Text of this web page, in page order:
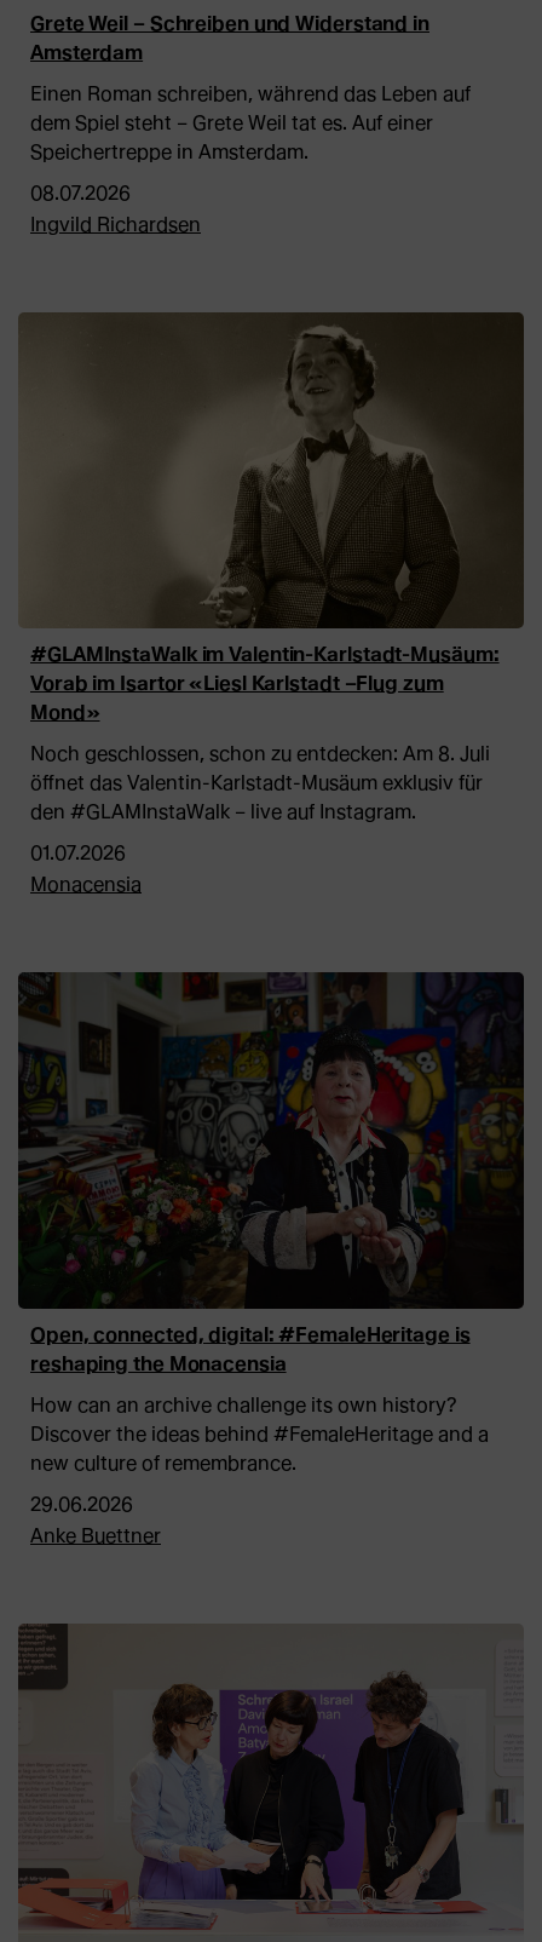
Grete Weil – Schreiben und Widerstand in
Amsterdam
Einen Roman schreiben, während das Leben auf
dem Spiel steht – Grete Weil tat es. Auf einer
Speichertreppe in Amsterdam.
08.07.2026
Ingvild Richardsen
#GLAMInstaWalk im Valentin-Karlstadt-Musäum:
Vorab im Isartor «Liesl Karlstadt –Flug zum
Mond»
Noch geschlossen, schon zu entdecken: Am 8. Juli
öffnet das Valentin-Karlstadt-Musäum exklusiv für
den #GLAMInstaWalk – live auf Instagram.
01.07.2026
Monacensia
Open, connected, digital: #FemaleHeritage is
reshaping the Monacensia
How can an archive challenge its own history?
Discover the ideas behind #FemaleHeritage and a
new culture of remembrance.
29.06.2026
Anke Buettner